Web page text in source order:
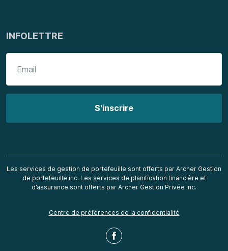
INFOLETTRE
Les services de gestion de portefeuille sont offerts par Archer Gestion
de portefeuille inc. Les services de planification financière et
d’assurance sont offerts par Archer Gestion Privée inc.
Centre de préférences de la confidentialité